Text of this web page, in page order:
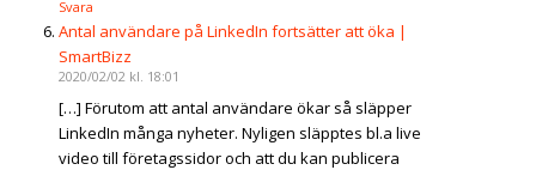
Svara
Antal användare på LinkedIn fortsätter att öka |
SmartBizz
2020/02/02 kl. 18:01
[…] Förutom att antal användare ökar så släpper
LinkedIn många nyheter. Nyligen släpptes bl.a live
video till företagssidor och att du kan publicera